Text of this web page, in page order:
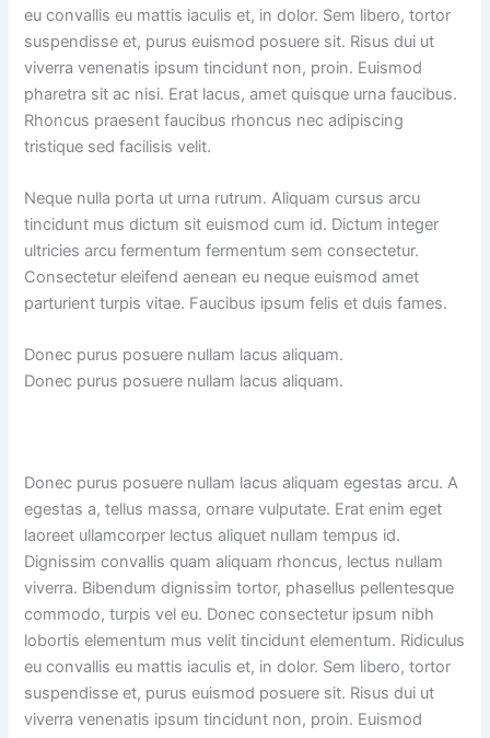
eu convallis eu mattis iaculis et, in dolor. Sem libero, tortor
suspendisse et, purus euismod posuere sit. Risus dui ut
viverra venenatis ipsum tincidunt non, proin. Euismod
pharetra sit ac nisi. Erat lacus, amet quisque urna faucibus.
Rhoncus praesent faucibus rhoncus nec adipiscing
tristique sed facilisis velit.
Neque nulla porta ut urna rutrum. Aliquam cursus arcu
tincidunt mus dictum sit euismod cum id. Dictum integer
ultricies arcu fermentum fermentum sem consectetur.
Consectetur eleifend aenean eu neque euismod amet
parturient turpis vitae. Faucibus ipsum felis et duis fames.
Donec purus posuere nullam lacus aliquam.
Donec purus posuere nullam lacus aliquam.
Donec purus posuere nullam lacus aliquam egestas arcu. A
egestas a, tellus massa, ornare vulputate. Erat enim eget
laoreet ullamcorper lectus aliquet nullam tempus id.
Dignissim convallis quam aliquam rhoncus, lectus nullam
viverra. Bibendum dignissim tortor, phasellus pellentesque
commodo, turpis vel eu. Donec consectetur ipsum nibh
lobortis elementum mus velit tincidunt elementum. Ridiculus
eu convallis eu mattis iaculis et, in dolor. Sem libero, tortor
suspendisse et, purus euismod posuere sit. Risus dui ut
viverra venenatis ipsum tincidunt non, proin. Euismod